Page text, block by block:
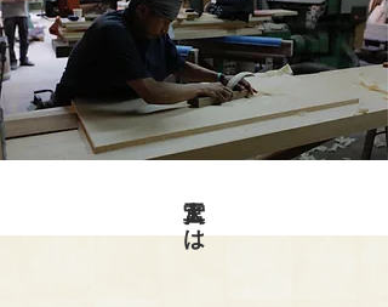
宮大工とは